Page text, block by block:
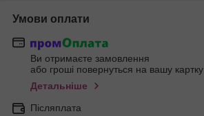
Умови оплати
Ви отримаєте замовлення
або гроші повернуться на вашу картку
Детальніше
Післяплата